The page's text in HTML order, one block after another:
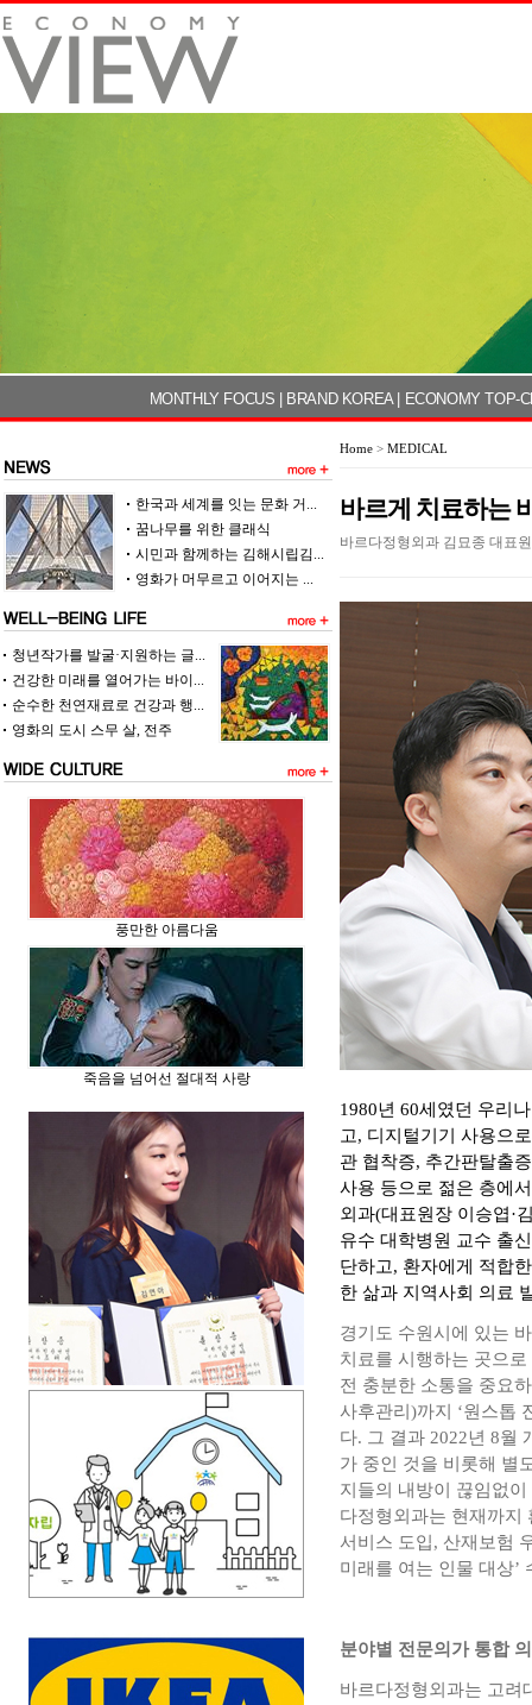
MONTHLY FOCUS BRAND KOREA| ECONOMY TOP-
한국과 세계를 잇는 문화 거...
꿈나무를 위한 클래식
시민과 함께하는 김해시립김...
영화가 머무르고 이어지는 ...
청년작가를 발굴·지원하는 글...
건강한 미래를 열어가는 바이...
순수한 천연재료로 건강과 행...
영화의 도시 스무 살, 전주
풍만한 아름다움
죽음을 넘어선 절대적 사랑
Home > MEDICAL
바르게 치료하는
바르다정형외과 김묘종 대표
1980년 60세였던 우리
고, 디지털기기 사용으
관 협착증, 추간판탈출
사용 등으로 젊은 층에
외과(대표원장 이승엽·
유수 대학병원 교수 출
단하고, 환자에게 적합
한 삶과 지역사회 의료
경기도 수원시에 있는
치료를 시행하는 곳으
전 충분한 소통을 중요
사후관리)까지 ‘원스톱
다. 그 결과 2022년 8월
가 중인 것을 비롯해 별
지들의 내방이 끊임없
다정형외과는 현재까지
서비스 도입, 산재보험
미래를 여는 인물 대상
분야별 전문의가 통합
바르다정형외과는 고려